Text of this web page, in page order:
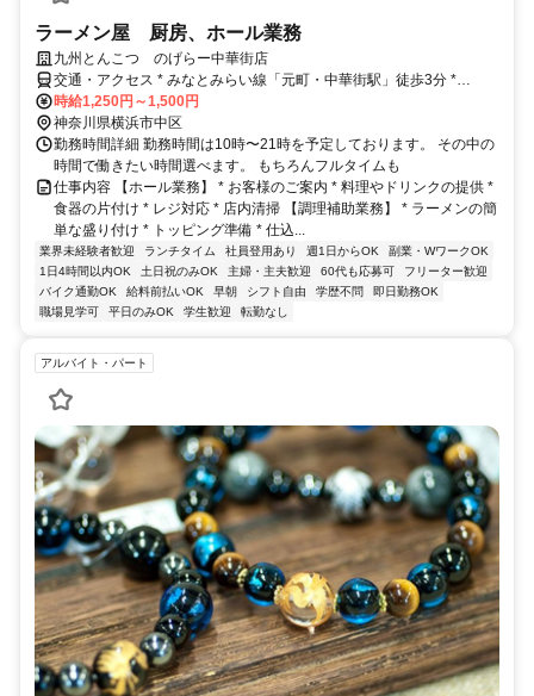
ラーメン屋 厨房、ホール業務
九州とんこつ のげらー中華街店
交通・アクセス * みなとみらい線「元町・中華街駅」徒歩3分 *
JR「石川町駅」徒歩10分
時給1,250円～1,500円
神奈川県横浜市中区
勤務時間詳細 勤務時間は10時〜21時を予定しております。 その中の
時間で働きたい時間選べます。 もちろんフルタイムも
仕事内容 【ホール業務】 * お客様のご案内 * 料理やドリンクの提供 *
食器の片付け * レジ対応 * 店内清掃 【調理補助業務】 * ラーメンの簡
単な盛り付け * トッピング準備 * 仕込...
業界未経験者歓迎 ランチタイム 社員登用あり 週1日からOK
副業・WワークOK
1日4時間以内OK
土日祝のみOK 主婦・主夫歓迎 60代も応募可
フリーター歓迎
バイク通勤OK
給料前払いOK 早朝 シフト自由 学歴不問
即日勤務OK
職場見学可
平日のみOK 学生歓迎 転勤なし
アルバイト・パート